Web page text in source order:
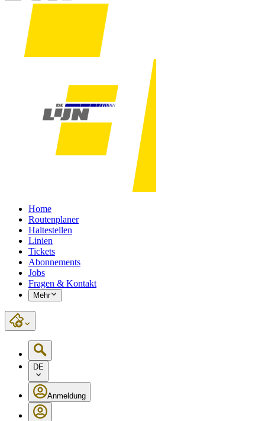
Home
Routenplaner
Haltestellen
Linien
Tickets
Abonnements
Jobs
Fragen & Kontakt
Mehr
DE
Anmeldung